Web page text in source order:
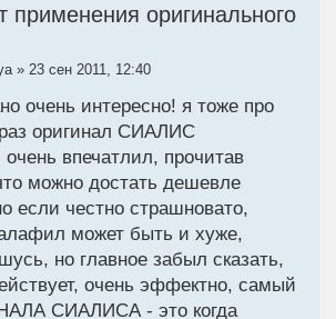
оригинального
» 23 сен 2011, 12:40
очень интересно! я тоже про
оригинал СИАЛИС
впечатлил, прочитав
можно достать дешевле
если честно страшновато,
может быть и хуже,
но главное забыл сказать,
очень эффектно, самый
СИАЛИСА - это когда